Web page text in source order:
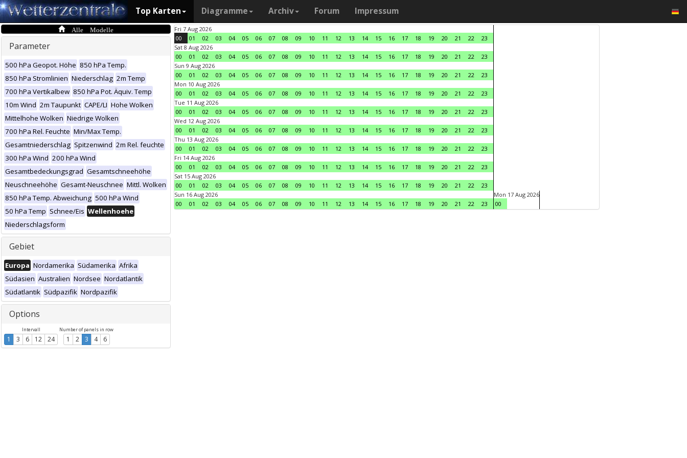
Top Karten Diagramme Archiv Forum Impressum
Alle Modelle
Parameter
500 hPa Geopot. Höhe 850 hPa Temp.
850 hPa Stromlinien Niederschlag 2m Temp
700 hPa Vertikalbew 850 hPa Pot. Äquiv. Temp
10m Wind 2m Taupunkt CAPE/LI Hohe Wolken
Mittelhohe Wolken Niedrige Wolken
700 hPa Rel. Feuchte Min/Max Temp.
Gesamtniederschlag Spitzenwind 2m Rel. feuchte
300 hPa Wind 200 hPa Wind
Gesamtbedeckungsgrad Gesamtschneehöhe
Neuschneehöhe Gesamt-Neuschnee Mittl. Wolken
850 hPa Temp. Abweichung 500 hPa Wind
50 hPa Temp Schnee/Eis Wellenhoehe
Niederschlagsform
Gebiet
Europa Nordamerika Südamerika Afrika
Südasien Australien Nordsee Nordatlantik
Südatlantik Südpazifik Nordpazifik
Options
Intervall
1 3 6 12 24
Number of panels in row
1 2 3 4 6
Fri 7 Aug 2026
00
01 02 03 04 05 06 07 08 09 10 11 12 13 14 15 16 17 18 19 20 21 22
23
Sat 8 Aug 2026
00
01 02 03 04 05 06 07 08 09 10 11 12 13 14 15 16 17 18 19 20 21 22
23
Sun 9 Aug 2026
00
01 02 03 04 05 06 07 08 09 10 11 12 13 14 15 16 17 18 19 20 21 22
23
Mon 10 Aug 2026
00
01 02 03 04 05 06 07 08 09 10 11 12 13 14 15 16 17 18 19 20 21 22
23
Tue 11 Aug 2026
00
01 02 03 04 05 06 07 08 09 10 11 12 13 14 15 16 17 18 19 20 21 22
23
Wed 12 Aug 2026
00
01 02 03 04 05 06 07 08 09 10 11 12 13 14 15 16 17 18 19 20 21 22
23
Thu 13 Aug 2026
00
01 02 03 04 05 06 07 08 09 10 11 12 13 14 15 16 17 18 19 20 21 22
23
Fri 14 Aug 2026
00
01 02 03 04 05 06 07 08 09 10 11 12 13 14 15 16 17 18 19 20 21 22
23
Sat 15 Aug 2026
00
01 02 03 04 05 06 07 08 09 10 11 12 13 14 15 16 17 18 19 20 21 22
23
Sun 16 Aug 2026
00
01 02 03 04 05 06 07 08 09 10 11 12 13 14 15 16 17 18 19 20 21 22 23
Mon 17 Aug 2026
00